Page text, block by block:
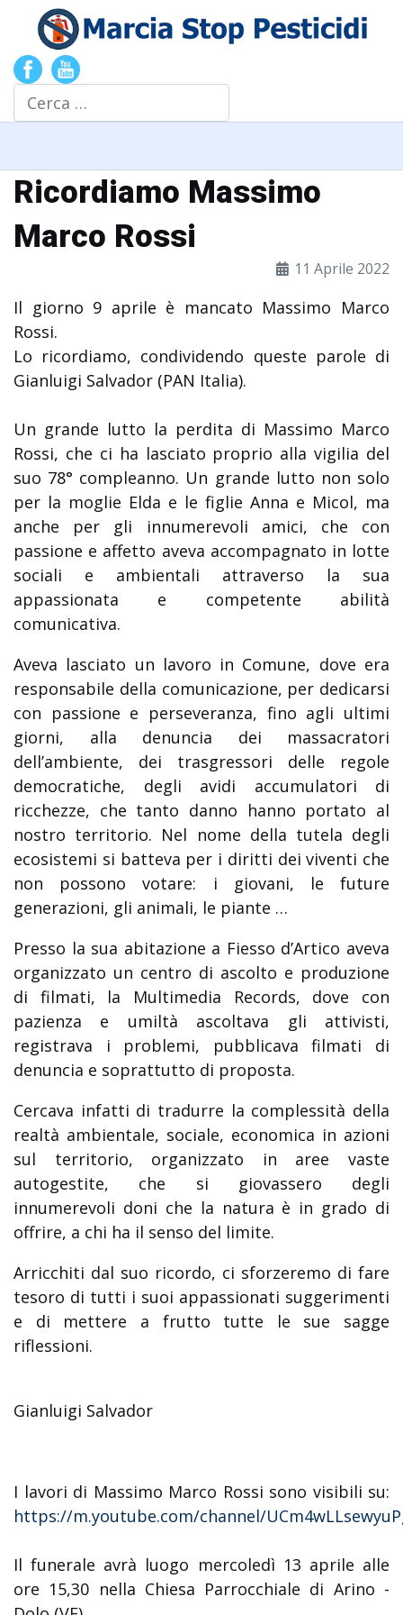
Cerca
Ricordiamo Massimo
Marco Rossi
11 Aprile 2022
Il giorno 9 aprile è mancato Massimo Marco
Rossi.
Lo ricordiamo, condividendo queste parole di
Gianluigi Salvador (PAN Italia).
Un grande lutto la perdita di Massimo Marco
Rossi, che ci ha lasciato proprio alla vigilia del
suo 78° compleanno. Un grande lutto non solo
per la moglie Elda e le figlie Anna e Micol, ma
anche per gli innumerevoli amici, che con
passione e affetto aveva accompagnato in lotte
sociali e ambientali attraverso la sua
appassionata e competente abilità
comunicativa.
Aveva lasciato un lavoro in Comune, dove era
responsabile della comunicazione, per dedicarsi
con passione e perseveranza, fino agli ultimi
giorni, alla denuncia dei massacratori
dell’ambiente, dei trasgressori delle regole
democratiche, degli avidi accumulatori di
ricchezze, che tanto danno hanno portato al
nostro territorio. Nel nome della tutela degli
ecosistemi si batteva per i diritti dei viventi che
non possono votare: i giovani, le future
generazioni, gli animali, le piante …
Presso la sua abitazione a Fiesso d’Artico aveva
organizzato un centro di ascolto e produzione
di filmati, la Multimedia Records, dove con
pazienza e umiltà ascoltava gli attivisti,
registrava i problemi, pubblicava filmati di
denuncia e soprattutto di proposta.
Cercava infatti di tradurre la complessità della
realtà ambientale, sociale, economica in azioni
sul territorio, organizzato in aree vaste
autogestite, che si giovassero degli
innumerevoli doni che la natura è in grado di
offrire, a chi ha il senso del limite.
Arricchiti dal suo ricordo, ci sforzeremo di fare
tesoro di tutti i suoi appassionati suggerimenti
e di mettere a frutto tutte le sue sagge
riflessioni.
Gianluigi Salvador
I lavori di Massimo Marco Rossi sono visibili su:
https://m.youtube.com/channel/
Il funerale avrà luogo mercoledì 13 aprile alle
ore 15,30 nella Chiesa Parrocchiale di Arino -